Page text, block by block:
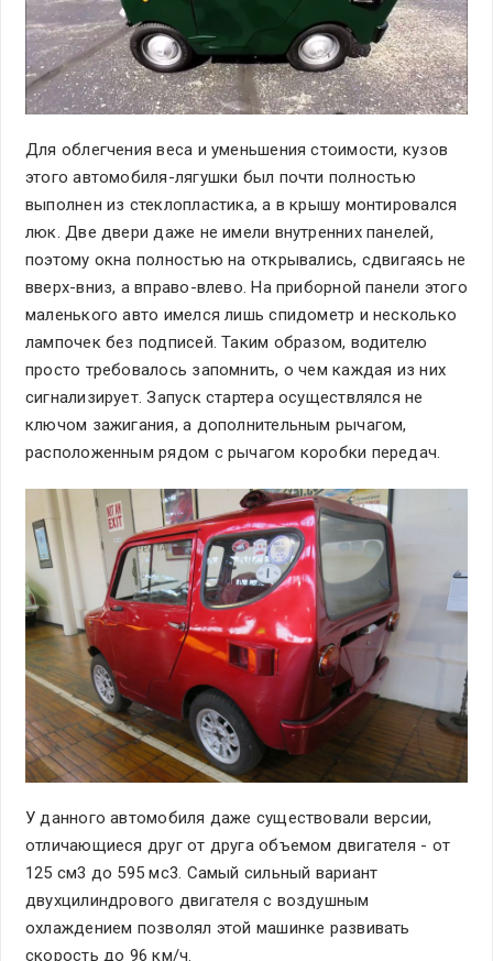
Для облегчения веса и уменьшения стоимости, кузов
этого автомобиля-лягушки был почти полностью
выполнен из стеклопластика, а в крышу монтировался
люк. Две двери даже не имели внутренних панелей,
поэтому окна полностью на открывались, сдвигаясь не
вверх-вниз, а вправо-влево. На приборной панели этого
маленького авто имелся лишь спидометр и несколько
лампочек без подписей. Таким образом, водителю
просто требовалось запомнить, о чем каждая из них
сигнализирует. Запуск стартера осуществлялся не
ключом зажигания, а дополнительным рычагом,
расположенным рядом с рычагом коробки передач.
У данного автомобиля даже существовали версии,
отличающиеся друг от друга объемом двигателя - от
125 см3 до 595 мс3. Самый сильный вариант
двухцилиндрового двигателя с воздушным
охлаждением позволял этой машинке развивать
скорость до 96 км/ч.